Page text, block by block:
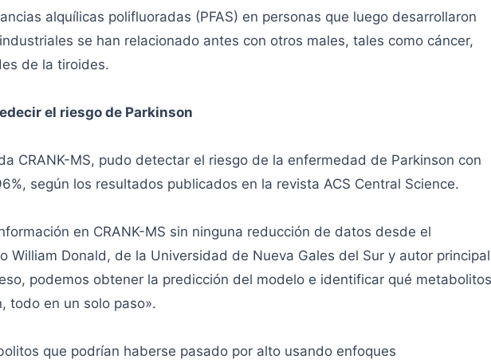
alquílicas polifluoradas (PFAS) en personas que luego desarrollaron
se han relacionado antes con otros males, tales como cáncer,
de la tiroides.
el riesgo de Parkinson
CRANK-MS, pudo detectar el riesgo de la enfermedad de Parkinson con
según los resultados publicados en la revista ACS Central Science.
en CRANK-MS sin ninguna reducción de datos desde el
William Donald, de la Universidad de Nueva Gales del Sur y autor principal
podemos obtener la predicción del modelo e identificar qué metabolitos
todo en un solo paso».
que podrían haberse pasado por alto usando enfoques